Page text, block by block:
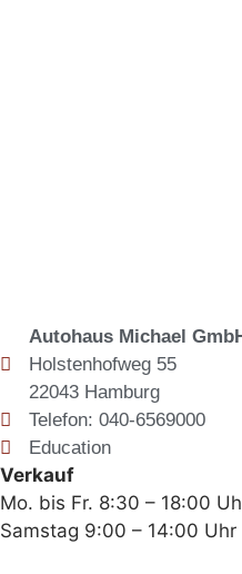
Autohaus Michael
Holstenhofweg 55
22043 Hamburg
Telefon: 040-6569000
Education
Verkauf
Mo. bis Fr. 8:30 – 18:00
Samstag 9:00 – 14:00 Uhr